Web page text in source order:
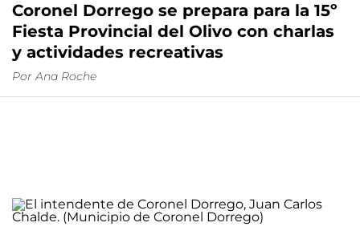
Coronel Dorrego se prepara para la 15º
Fiesta Provincial del Olivo con charlas
y actividades recreativas
Por Ana Roche